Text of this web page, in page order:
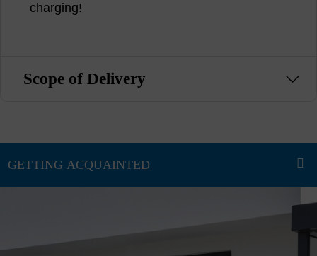
charging!
Scope of Delivery